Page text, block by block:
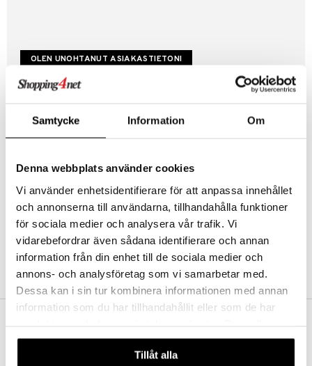
Samtycke Information Om
Denna webbplats använder cookies
Vi använder enhetsidentifierare för att anpassa innehållet
och annonserna till användarna, tillhandahålla funktioner
för sociala medier och analysera vår trafik. Vi
vidarebefordrar även sådana identifierare och annan
information från din enhet till de sociala medier och
annons- och analysföretag som vi samarbetar med.
Dessa kan i sin tur kombinera informationen med annan
information som du har tillhandahållit eller som de har
våra cookies vid fortsatt användande av vår webbplats.
Tillåt alla
Luo uusi asiakas
Hyviä tarjouksia
Kestotilaus
Arvostele tuotteita
Toivelistat
LUO ASIAKAS
Aina maksuton vaihtoehto, huolimatta siitä ostatko yksittäisen
tuotteen tai koko tilauksellesi joka ylittää 50 €.